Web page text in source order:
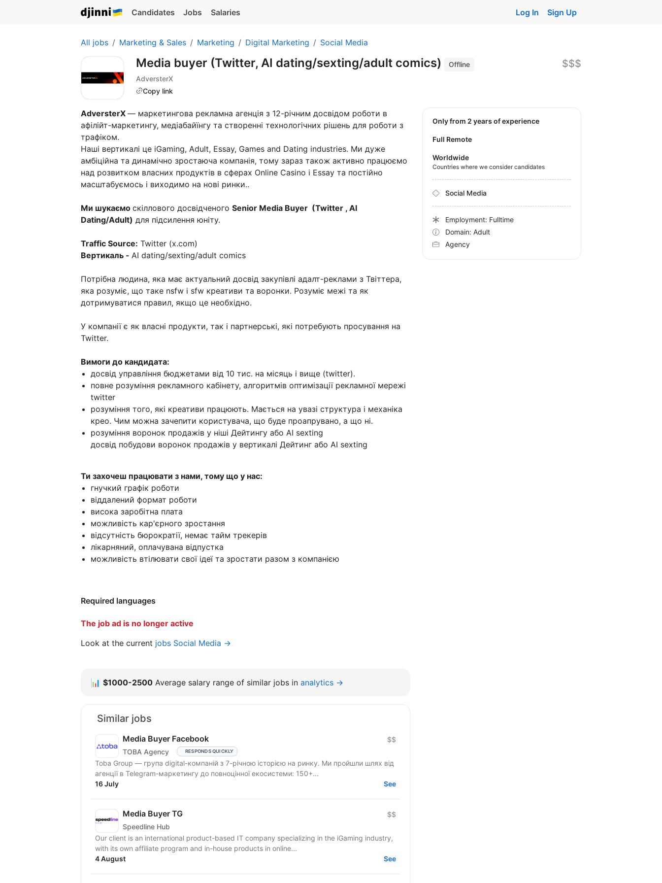
Candidates Jobs Salaries Log In Sign Up
All jobs Marketing & Sales Marketing Digital Marketing Social Media
Media buyer (Twitter, AI dating/sexting/adult comics)
Offline
AdversterX
Copy link
$$$
AdversterX — маркетингова рекламна агенція з 12-річним досвідом роботи в
афілійт-маркетингу, медіабайїнгу та створенні технологічних рішень для роботи з
трафіком.
Наші вертикалі це iGaming, Adult, Essay, Games and Dating industries. Ми дуже
амбіційна та динамічно зростаюча компанія, тому зараз також активно працюємо
над розвитком власних продуктів в сферах Online Casino і Essay та постійно
масштабуємось і виходимо на нові ринки..
Ми шукаємо скіллового досвідченого Senior Media Buyer (Twitter , AI
Dating/Adult) для підсилення юніту.
Traffic Source: Twitter (x.com)
Вертикаль - AI dating/sexting/adult comics
Потрібна людина, яка має актуальний досвід закупівлі адалт-реклами з Твіттера,
яка розуміє, що таке nsfw і sfw креативи та воронки. Розуміє межі та як
дотримуватися правил, якщо це необхідно.
У компанії є як власні продукти, так і партнерські, які потребують просування на
Twitter.
Вимоги до кандидата:
досвід управління бюджетами від 10 тис. на місяць і вище (twitter).
повне розуміння рекламного кабінету, алгоритмів оптимізації рекламної мережі
twitter
розуміння того, які креативи працюють. Мається на увазі структура і механіка
крео. Чим можна зачепити користувача, що буде проапрувано, а що ні.
розуміння воронок продажів у ніші Дейтингу або АІ sexting
досвід побудови воронок продажів у вертикалі Дейтинг або АІ sexting
Ти захочеш працювати з нами, тому що у нас:
гнучкий графік роботи
віддалений формат роботи
висока заробітна плата
можливість кар'єрного зростання
відсутність бюрократії, немає тайм трекерів
лікарняний, оплачувана відпустка
можливість втілювати свої ідеї та зростати разом з компанією
Required languages
The job ad is no longer active
Look at the current jobs Social Media →
Only from 2 years of experience
Full Remote
Worldwide
Countries where we consider candidates
Social Media
Employment: Fulltime
Domain: Adult
Agency
📊 $1000-2500 Average salary range of similar jobs in analytics →
Similar jobs
Media Buyer Facebook
TOBA Agency RESPONDS QUICKLY
$$
Toba Group — група digital-компаній з 7-річною історією на ринку. Ми пройшли шлях від
агенції в Telegram-маркетингу до повноцінної екосистеми: 150+...
16 July
See
Media Buyer TG
Speedline Hub
$$
Our client is an international product-based IT company specializing in the iGaming industry,
with its own affiliate program and in-house products in online...
4 August
See